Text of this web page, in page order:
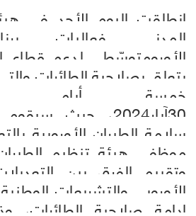
انطلقت اليوم الأحد في
المدني فعاليات
الأورومتوسّطي لدعم قطاع
يتعلق بصلاحية الطائرات
30آيار2024، حيث
سلامة الطيران الأوروبية
موظفي هيئة تنظيم
وتقييم الفرق بين
الأوروبي والتشريعات
ادامة صلاحية الطائرات،